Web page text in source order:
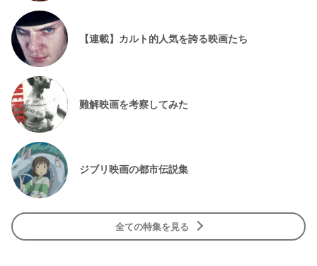
【連載】カルト的人気を誇る映画たち
難解映画を考察してみた
ジブリ映画の都市伝説集
全ての特集を見る